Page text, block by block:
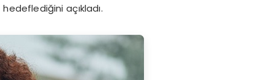
açıkladı.